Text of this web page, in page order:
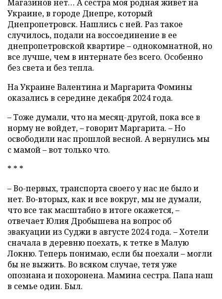
Магазинов нет… А сестра моя родная живет на
Украине, в городе Днепре, который
Днепропетровск. Нашлись с ней. Раз такое
случилось, подали на воссоединение в ее
днепропетровской квартире – однокомнатной, но
все лучше, чем в интернате без всего. Особенно
без света и без тепла.
На Украине Валентина и Маргарита Фомины
оказались в середине декабря 2024 года.
– Тоже думали, что на месяц-другой, пока все в
норму не войдет, – говорит Маргарита. – Но
освободили нас прошлой весной. А вернулись мы
с мамой – вот только что.
* * *
– Во-первых, транспорта своего у нас не было и
нет. Во-вторых, как и все вокруг, мы не думали,
что все так масштабно в итоге окажется, –
отвечает Юлия Дробышева на вопрос об
эвакуации из Суджи в августе 2024 года. – Хотели
сначала в деревню поехать, к тетке в Малую
Локню. Теперь понимаю, если бы поехали – могли
бы не выжить. Во всяком случае, тетя уже
опознана и похоронена. Мамина сестра. Папа наш
в семье один. Был.